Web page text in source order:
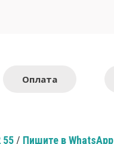
Оплата
55 / Пишите в WhatsApp